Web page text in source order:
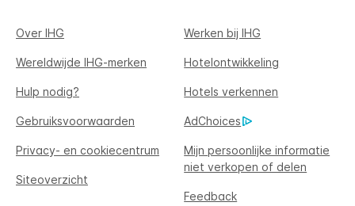
Over IHG Werken bij IHG
Wereldwijde IHG-merken Hotelontwikkeling
Hulp nodig? Hotels verkennen
Gebruiksvoorwaarden AdChoices
Privacy- en cookiecentrum
Mijn persoonlijke informatie
niet verkopen of delen
Siteoverzicht
Feedback